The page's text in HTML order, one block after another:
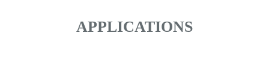
APPLICATIONS